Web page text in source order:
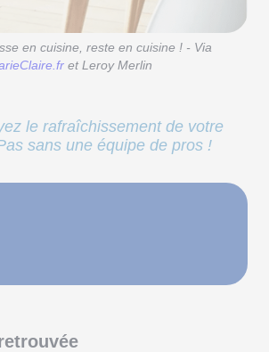
en cuisine, reste en cuisine ! - Via
et Leroy Merlin
le rafraîchissement de votre
sans une équipe de pros !